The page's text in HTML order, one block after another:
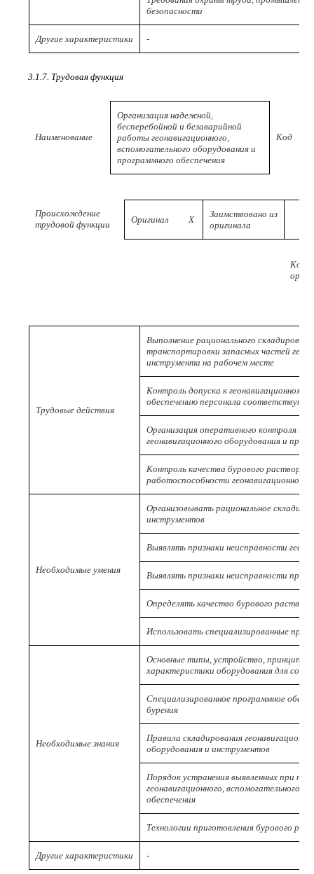
безопасности
Другие характеристики -
3.1.7. Трудовая функция
Наименование
Организация надежной,
бесперебойной и безаварийной
работы геонавигационного,
вспомогательного оборудования и
программного обеспечения
Код
Происхождение
трудовой функции
Оригинал X
Заимствовано из
оригинала
Код
Трудовые действия
Выполнение рационального
транспортировки запасных частей
инструмента на рабочем месте
Контроль допуска к геонавигационному
обеспечению персонала
Организация оперативного контроля
геонавигационного оборудования и
Контроль качества бурового раствора
работоспособности геонавигационного
Необходимые умения
Организовывать рациональное
инструментов
Выявлять признаки неисправности
Выявлять признаки неисправности
Определять качество бурового
Использовать специализированные
Необходимые знания
Основные типы, устройство, принцип
характеристики оборудования для
Специализированное программное
бурения
Правила складирования
оборудования и инструментов
Порядок устранения выявленных при
геонавигационного, вспомогательного
обеспечения
Технологии приготовления бурового
Другие характеристики -